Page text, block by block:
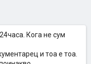
Кога не сум
и тоа е тоа.